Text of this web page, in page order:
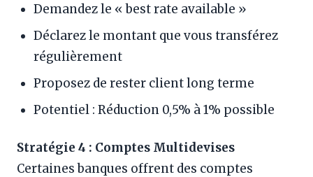
Demandez le « best rate available »
Déclarez le montant que vous transférez
régulièrement
Proposez de rester client long terme
Potentiel : Réduction 0,5% à 1% possible
Stratégie 4 : Comptes Multidevises
Certaines banques offrent des comptes